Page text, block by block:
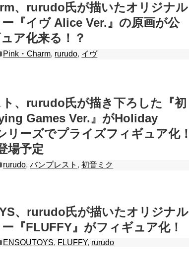
、rurudo氏が描いたオリジナル
『イヴ Alice Ver.』の原画が公
ア化来る！？
Pink・Charm, rurudo, イヴ
、rurudo氏が描き下ろした『初
Games Ver.』がHoliday
リーズでプライズフィギュア化！
場予定
rurudo,バンプレスト ,初音ミク
、rurudo氏が描いたオリジナル
『FLUFFY』がフィギュア化！
ENSOUTOYS, FLUFFY, rurudo